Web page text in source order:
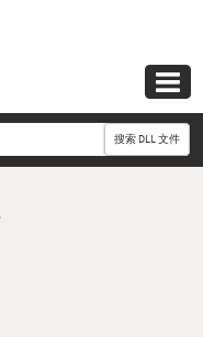

搜索 DLL 文件